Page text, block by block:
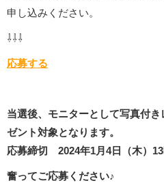
申し込みください。
⇩⇩⇩
応募する
当選後、モニターとして写真付
ゼント対象となります。
応募締切 2024年1月4日（木）
奮ってご応募ください♪